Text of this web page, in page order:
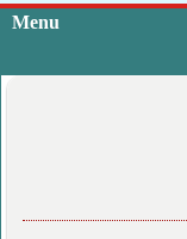
Menu